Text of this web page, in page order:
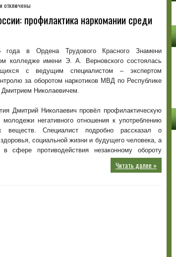
к
Встреча
МВД
России:
профилактика
наркомании
среди
молодежи
отключены
профилактика наркомании среди
года в Ордена Трудового Красного Знамени
колледже имени Э. А. Верновского состоялась
с ведущим специалистом – экспертом
за оборотом наркотиков МВД по Республике
Николаевичем.
Дмитрий Николаевич провёл профилактическую
негативного отношения к употреблению
веществ. Специалист подробно рассказал о
социальной жизни и будущего человека, а
сфере противодействия незаконному обороту
Читать далее »